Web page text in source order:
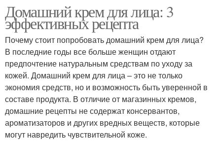
Домашний крем для лица: 3
эффективных рецепта
Почему стоит попробовать домашний крем для лица?
В последние годы все больше женщин отдают
предпочтение натуральным средствам по уходу за
кожей. Домашний крем для лица – это не только
экономия средств, но и возможность быть уверенной в
составе продукта. В отличие от магазинных кремов,
домашние рецепты не содержат консервантов,
ароматизаторов и других вредных веществ, которые
могут навредить чувствительной коже.